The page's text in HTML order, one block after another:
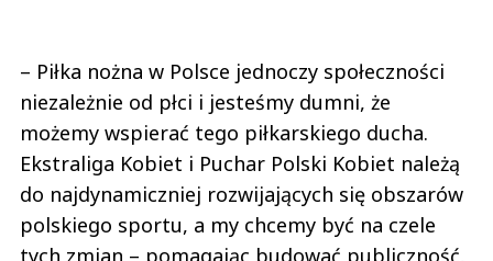
– Piłka nożna w Polsce jednoczy społeczności
niezależnie od płci i jesteśmy dumni, że
możemy wspierać tego piłkarskiego ducha.
Ekstraliga Kobiet i Puchar Polski Kobiet należą
do najdynamiczniej rozwijających się obszarów
polskiego sportu, a my chcemy być na czele
tych zmian – pomagając budować publiczność,